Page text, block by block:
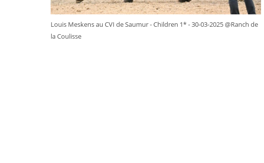
Louis Meskens au CVI de Saumur - Children 1* - 30-03-2025 @Ranch de
la Coulisse